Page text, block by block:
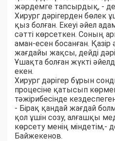
жәрдемге тапсырдық, -
Хирург дәрігерден бөлек
қыз болған. Екеуі әйел
сәтті көрсеткен. Соның
аман-есен босанған.
жағдайы жақсы, дейді
Ұшақта болған жүкті
екен.
Хирург дәрігер бұрын
процесіне қатысып
тәжірибесінде
- Бірақ қандай жағдай
қол ұшін созу, алғашқы
көрсету менің міндетім,-
Байжекенов.